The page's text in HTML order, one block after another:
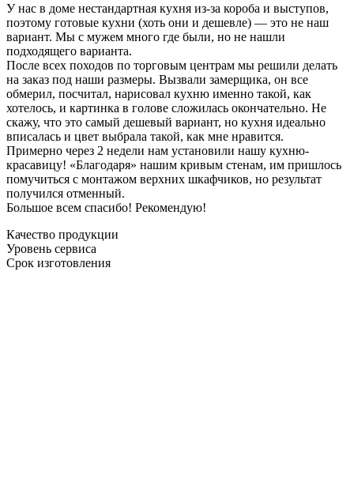
У нас в доме нестандартная кухня из-за короба и выступов,
поэтому готовые кухни (хоть они и дешевле) — это не наш
вариант. Мы с мужем много где были, но не нашли
подходящего варианта.
После всех походов по торговым центрам мы решили делать
на заказ под наши размеры. Вызвали замерщика, он все
обмерил, посчитал, нарисовал кухню именно такой, как
хотелось, и картинка в голове сложилась окончательно. Не
скажу, что это самый дешевый вариант, но кухня идеально
вписалась и цвет выбрала такой, как мне нравится.
Примерно через 2 недели нам установили нашу кухню-
красавицу! «Благодаря» нашим кривым стенам, им пришлось
помучиться с монтажом верхних шкафчиков, но результат
получился отменный.
Большое всем спасибо! Рекомендую!
Качество продукции
Уровень сервиса
Срок изготовления